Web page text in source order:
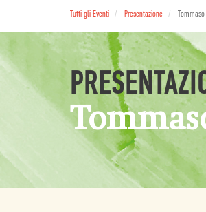
Tutti gli Eventi Presentazione